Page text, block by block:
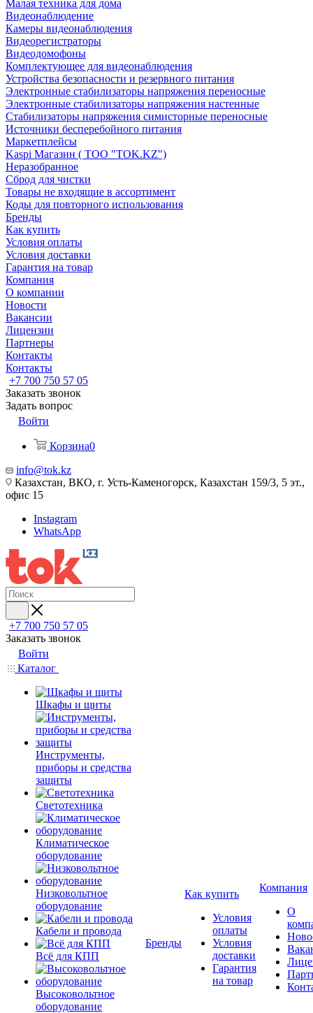
Малая техника для дома
Видеонаблюдение
Камеры видеонаблюдения
Видеорегистраторы
Видеодомофоны
Комплектующее для видеонаблюдения
Устройства безопасности и резервного питания
Электронные стабилизаторы напряжения переносные
Электронные стабилизаторы напряжения настенные
Стабилизаторы напряжения симисторные переносные
Источники бесперебойного питания
Маркетплейсы
Kaspi Магазин ( ТОО "TOK.KZ")
Неразобранное
Сброд для чистки
Товары не входящие в ассортимент
Коды для повторного использования
Бренды
Как купить
Условия оплаты
Условия доставки
Гарантия на товар
Компания
О компании
Новости
Вакансии
Лицензии
Партнеры
Контакты
Контакты
+7 700 750 57 05
Заказать звонок
Задать вопрос
Войти
Корзина0
info@tok.kz
Казахстан, ВКО, г. Усть-Каменогорск, Казахстан 159/3, 5 эт.,
офис 15
Instagram
WhatsApp
+7 700 750 57 05
Заказать звонок
Войти
Каталог
Шкафы и щиты
Инструменты,
приборы и средства
защиты
Светотехника
Климатическое
оборудование
Низковольтное
оборудование
Кабели и провода
Всё для КПП
Высоковольтное
оборудование
Бренды
Как купить
Условия
оплаты
Условия
доставки
Гарантия
на товар
Компания
О